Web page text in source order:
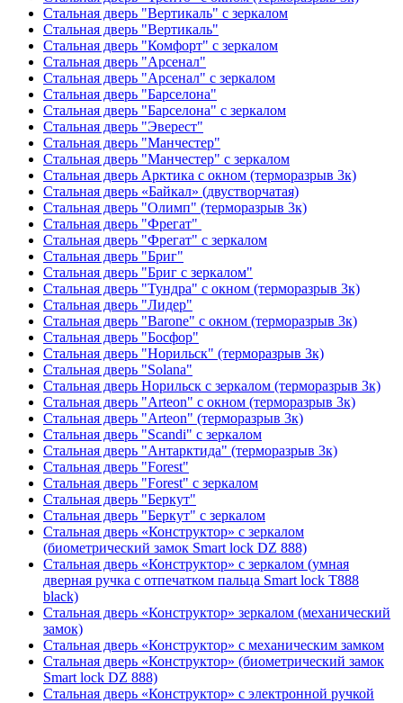
Стальная дверь "Вертикаль" с зеркалом
Стальная дверь "Вертикаль"
Стальная дверь "Комфорт" с зеркалом
Стальная дверь "Арсенал"
Стальная дверь "Арсенал" с зеркалом
Стальная дверь "Барселона"
Стальная дверь "Барселона" с зеркалом
Стальная дверь "Эверест"
Стальная дверь "Манчестер"
Стальная дверь "Манчестер" с зеркалом
Стальная дверь Арктика с окном (терморазрыв 3к)
Стальная дверь «Байкал» (двустворчатая)
Стальная дверь "Олимп" (терморазрыв 3к)
Стальная дверь "Фрегат"
Стальная дверь "Фрегат" с зеркалом
Стальная дверь "Бриг"
Стальная дверь "Бриг с зеркалом"
Стальная дверь "Тундра" с окном (терморазрыв 3к)
Стальная дверь "Лидер"
Стальная дверь "Barone" с окном (терморазрыв 3к)
Стальная дверь "Босфор"
Стальная дверь "Норильск" (терморазрыв 3к)
Стальная дверь "Solana"
Стальная дверь Норильск с зеркалом (терморазрыв 3к)
Стальная дверь "Arteon" с окном (терморазрыв 3к)
Стальная дверь "Arteon" (терморазрыв 3к)
Стальная дверь "Scandi" с зеркалом
Стальная дверь "Антарктида" (терморазрыв 3к)
Стальная дверь "Forest"
Стальная дверь "Forest" с зеркалом
Стальная дверь "Беркут"
Стальная дверь "Беркут" с зеркалом
Стальная дверь «Конструктор» с зеркалом
(биометрический замок Smart lock DZ 888)
Стальная дверь «Конструктор» с зеркалом (умная
дверная ручка с отпечатком пальца Smart lock T888
black)
Стальная дверь «Конструктор» зеркалом (механический
замок)
Стальная дверь «Конструктор» с механическим замком
Стальная дверь «Конструктор» (биометрический замок
Smart lock DZ 888)
Стальная дверь «Конструктор» с электронной ручкой